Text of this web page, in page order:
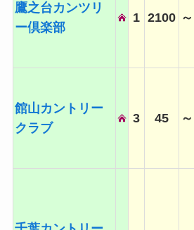
鷹之台カンツリ
ー倶楽部
1 2100 ～
館山カントリー
クラブ
3 45 ～